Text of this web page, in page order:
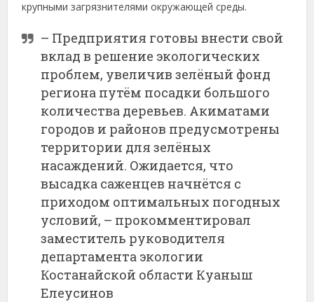
крупными загрязнителями окружающей среды.
– Предприятия готовы внести свой
вклад в решение экологических
проблем, увеличив зелёный фонд
региона путём посадки большого
количества деревьев. Акиматами
городов и районов предусмотрены
территории для зелёных
насаждений. Ожидается, что
высадка саженцев начнётся с
приходом оптимальных погодных
условий, – прокомментировал
заместитель руководителя
департамента экологии
Костанайской области Куаныш
Елеусинов